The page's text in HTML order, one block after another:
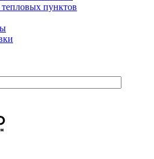
пунктов